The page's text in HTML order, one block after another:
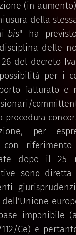
(in
della
bis" ha
delle
del decreto
per i
fatturato e
procedura
per
con
dopo il 25
sono diretta
imponibile
Ce) e